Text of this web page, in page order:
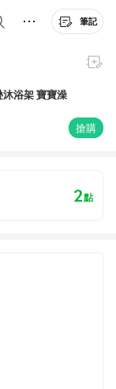
筆記
浴架 寶寶澡
搶購
2點